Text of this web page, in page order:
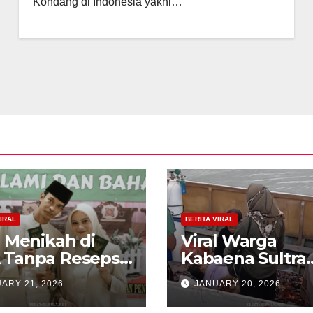
Menikah di
Tanpa Resepsi,
Estetik
Ini Bikin
21, 2026
BERITA VIRAL
Viral Warga
Kabaena Sultra
Sewa Kapal Rp 3
Juta Demi
JANUARY 20, 2026